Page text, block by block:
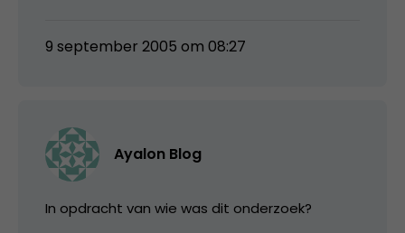
9 september 2005 om 08:27
Ayalon Blog
In opdracht van wie was dit onderzoek?